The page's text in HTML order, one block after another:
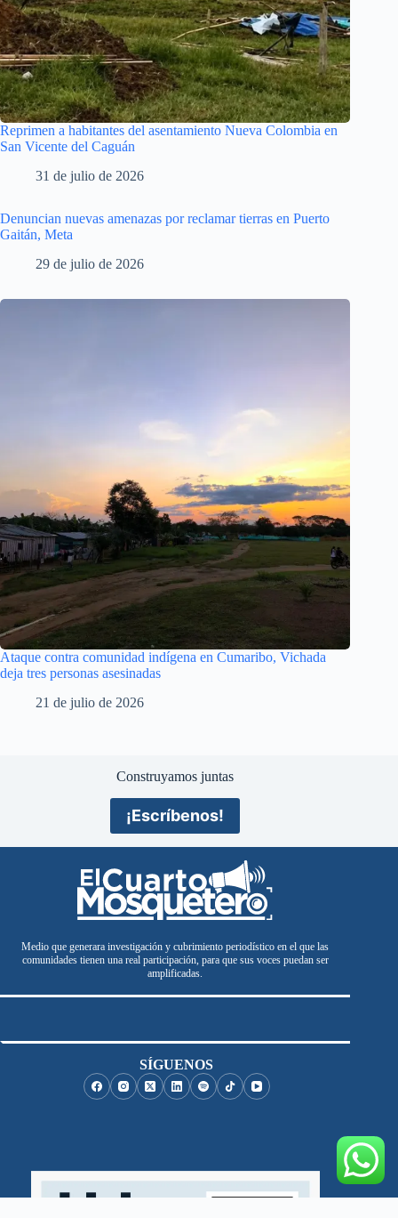
Reprimen a habitantes del asentamiento Nueva Colombia en
San Vicente del Caguán
31 de julio de 2026
Denuncian nuevas amenazas por reclamar tierras en Puerto
Gaitán, Meta
29 de julio de 2026
Ataque contra comunidad indígena en Cumaribo, Vichada
deja tres personas asesinadas
21 de julio de 2026
Construyamos juntas
¡Escríbenos!
Medio que generara investigación y cubrimiento periodístico en el que las
comunidades tienen una real participación, para que sus voces puedan ser
amplificadas.
SÍGUENOS